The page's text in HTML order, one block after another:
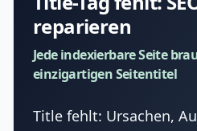
reparieren
Jede indexierbare Seite
einzigartigen Seitentitel
Title fehlt: Ursachen,